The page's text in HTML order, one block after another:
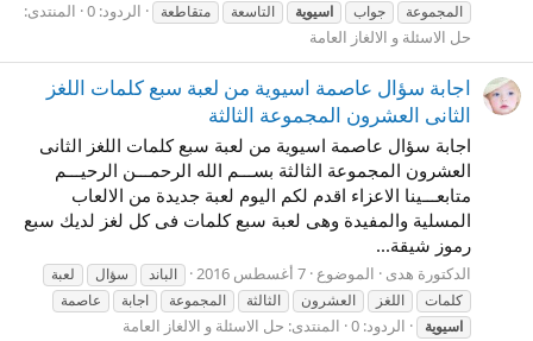
المجموعة جواب اسيوية التاسعة متقاطعة الردود: 0
المنتدى:
حل الاسئلة و الالغاز العامة
اجابة سؤال عاصمة اسيوية من لعبة سبع كلمات اللغز
الثانى العشرون المجموعة الثالثة
اجابة سؤال عاصمة اسيوية من لعبة سبع كلمات اللغز الثانى
العشرون المجموعة الثالثة بســـم الله الرحمـــن الرحيـــم
متابعـــينا الاعزاء اقدم لكم اليوم لعبة جديدة من الالعاب
المسلية والمفيدة وهى لعبة سبع كلمات فى كل لغز لديك سبع
رموز شيقة...
الدكتورة هدى الموضوع 7 أغسطس 2016 الباند سؤال
لعبة
كلمات
اللغز العشرون الثالثة المجموعة اجابة
عاصمة
اسيوية
الردود: 0 المنتدى: حل الاسئلة و الالغاز العامة